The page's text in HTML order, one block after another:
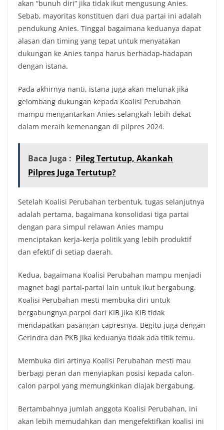
akan “bunuh diri” jika tidak ikut mengusung Anies.
Sebab, mayoritas konstituen dari dua partai ini adalah
pendukung Anies. Tinggal bagaimana keduanya dapat
alasan dan timing yang tepat untuk menyatakan
dukungan ke Anies tanpa harus berhadap-hadapan
dengan istana.
Pada akhirnya nanti, istana juga akan melunak jika
gelombang dukungan kepada Koalisi Perubahan
mampu mengantarkan Anies selangkah lebih dekat
dalam meraih kemenangan di pilpres 2024.
Baca Juga : Pileg Tertutup, Akankah
Pilpres Juga Tertutup?
Setelah Koalisi Perubahan terbentuk, tugas selanjutnya
adalah pertama, bagaimana konsolidasi tiga partai
dengan para simpul relawan Anies mampu
menciptakan kerja-kerja politik yang lebih produktif
dan efektif di setiap daerah.
Kedua, bagaimana Koalisi Perubahan mampu menjadi
magnet bagi partai-partai lain untuk ikut bergabung.
Koalisi Perubahan mesti membuka diri untuk
bergabungnya parpol dari KIB jika KIB tidak
mendapatkan pasangan capresnya. Begitu juga dengan
Gerindra dan PKB jika keduanya tidak ada titik temu.
Membuka diri artinya Koalisi Perubahan mesti mau
berbagi peran dan menyiapkan posisi kepada calon-
calon parpol yang memungkinkan diajak bergabung.
Bertambahnya jumlah anggota Koalisi Perubahan, ini
akan lebih memudahkan dan mengefektifkan koalisi ini